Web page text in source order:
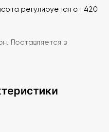
регулируется от 420
Поставляется в